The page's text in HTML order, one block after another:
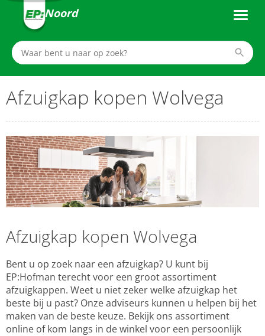
Noord
Afzuigkap kopen Wolvega
Afzuigkap kopen Wolvega
Bent u op zoek naar een afzuigkap? U kunt bij
EP:Hofman terecht voor een groot assortiment
afzuigkappen. Weet u niet zeker welke afzuigkap het
beste bij u past? Onze adviseurs kunnen u helpen bij het
maken van de beste keuze. Bekijk ons assortiment
online of kom langs in de winkel voor een persoonlijk